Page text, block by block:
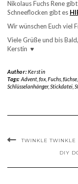
Nikolaus Fuchs Rene
Schneeflocken gibt es
Wir wünschen Euch viel
Viele Grüße und bis Bald,
Kerstin ♥
Author:Kerstin
Tags: Advent, fox, Fuchs, füchse,
Schlüsselanhänger, Stickdatei
TWINKLE TWINKLE
DIY